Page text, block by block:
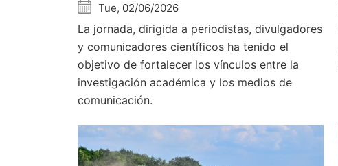
Tue, 02/06/2026
La jornada, dirigida a periodistas, divulgadores
y comunicadores científicos ha tenido el
objetivo de fortalecer los vínculos entre la
investigación académica y los medios de
comunicación.